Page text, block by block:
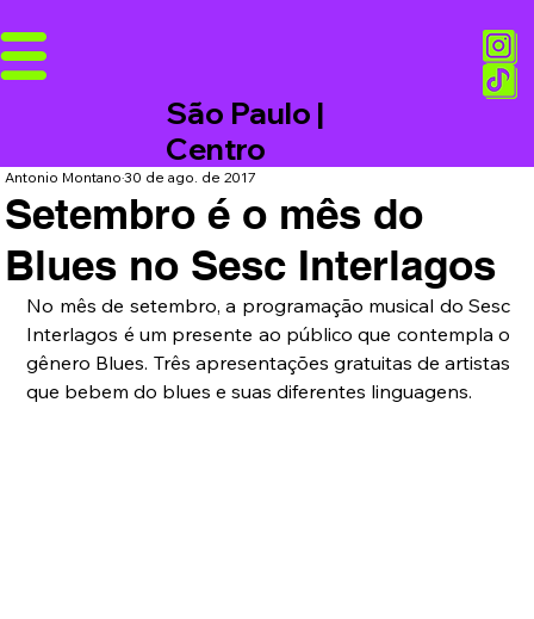
São Paulo |
Centro
Setembro é o mês do
Blues no Sesc Interlagos
Antonio Montano30 de ago. de 2017
No mês de setembro, a programação musical do Sesc
Interlagos é um presente ao público que contempla o
gênero Blues. Três apresentações gratuitas de artistas
que bebem do blues e suas diferentes linguagens.